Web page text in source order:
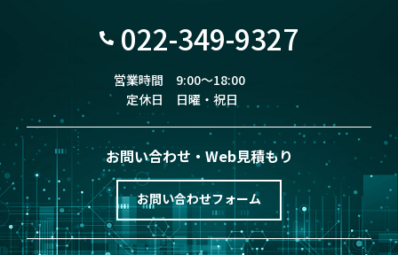
022-349-9327
営業時間
9:00～18:00
定休日
日曜・祝日
お問い合わせ ・Web見積もり
お問い合わせフォーム